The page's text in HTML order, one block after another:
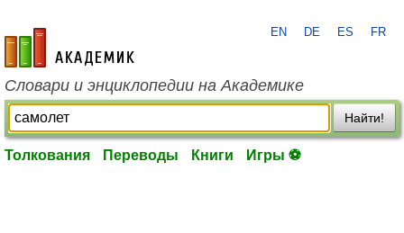
academic.ru
EN DE ES FR
Словари и энциклопедии на Академике
Найти!
Толкования Переводы Книги Игры ⚽